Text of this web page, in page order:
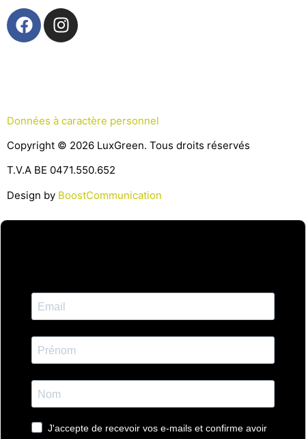
Données à caractère personnel
Copyright © 2026 LuxGreen. Tous droits réservés
T.V.A BE 0471.550.652
Design by BoostCommunication